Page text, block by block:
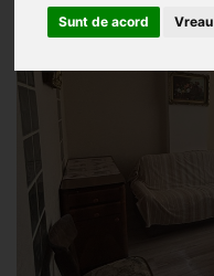
Sunt de acord